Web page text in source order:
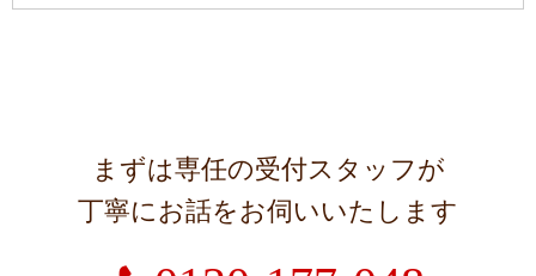
まずは専任の受付スタッフが
丁寧にお話をお伺いいたします